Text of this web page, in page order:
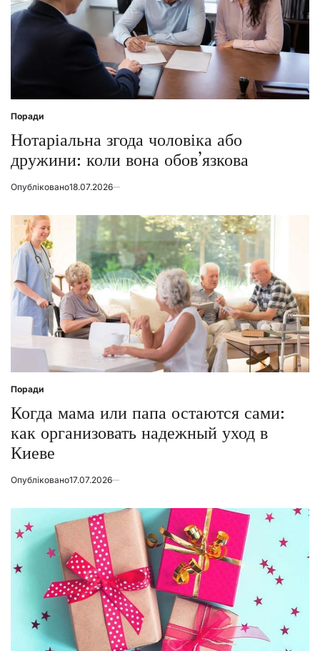
Posted
in
Поради
Нотаріальна згода чоловіка або
дружини: коли вона обов’язкова
Опубліковано18.07.2026
Posted
in
Поради
Когда мама или папа остаются сами:
как организовать надежный уход в
Киеве
Опубліковано17.07.2026